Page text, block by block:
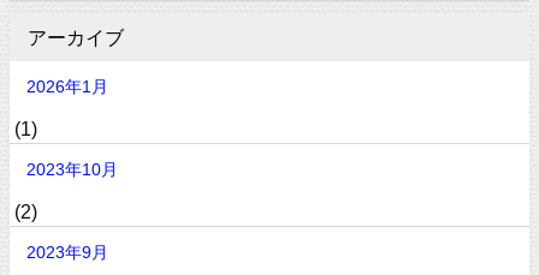
アーカイブ
2026年1月
(1)
2023年10月
(2)
2023年9月